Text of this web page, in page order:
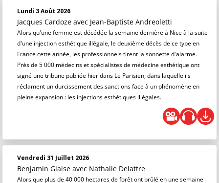
Lundi 3 Août 2026
Jacques Cardoze avec Jean-Baptiste Andreoletti
Alors qu'une femme est décédée la semaine dernière à Nice à la suite
d'une injection esthétique illégale, le deuxième décès de ce type en
France cette année, les professionnels tirent la sonnette d'alarme.
Près de 5 000 médecins et spécialistes de médecine esthétique ont
signé une tribune publiée hier dans Le Parisien, dans laquelle ils
réclament un durcissement des sanctions face à un phénomène en
pleine expansion : les injections esthétiques illégales.
Vendredi 31 Juillet 2026
Benjamin Glaise avec Nathalie Delattre
Alors que plus de 40 000 hectares de forêt ont brûlé en une semaine